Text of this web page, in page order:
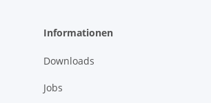
Informationen
Downloads
Jobs